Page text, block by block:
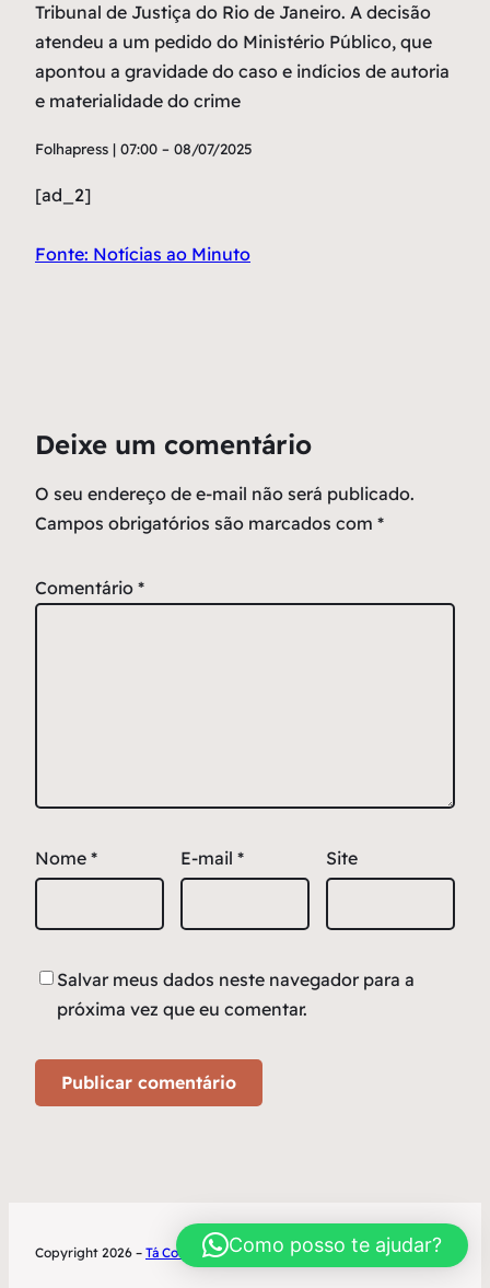
Tribunal de Justiça do Rio de Janeiro. A decisão
atendeu a um pedido do Ministério Público, que
apontou a gravidade do caso e indícios de autoria
e materialidade do crime
Folhapress | 07:00 – 08/07/2025
[ad_2]
Fonte: Notícias ao Minuto
Deixe um comentário
O seu endereço de e-mail não será publicado.
Campos obrigatórios são marcados com *
Comentário *
Nome * E-mail * Site
Salvar meus dados neste navegador para a
próxima vez que eu comentar.
Copyright 2026 – Tá Contratado Desenvolvimento World Office
Como posso te ajudar?